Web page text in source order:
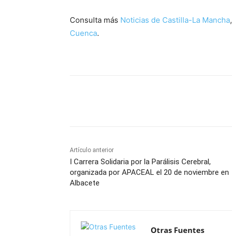
Consulta más Noticias de Castilla-La Mancha,
Cuenca.
Artículo anterior
I Carrera Solidaria por la Parálisis Cerebral,
organizada por APACEAL el 20 de noviembre en
Albacete
Otras Fuentes